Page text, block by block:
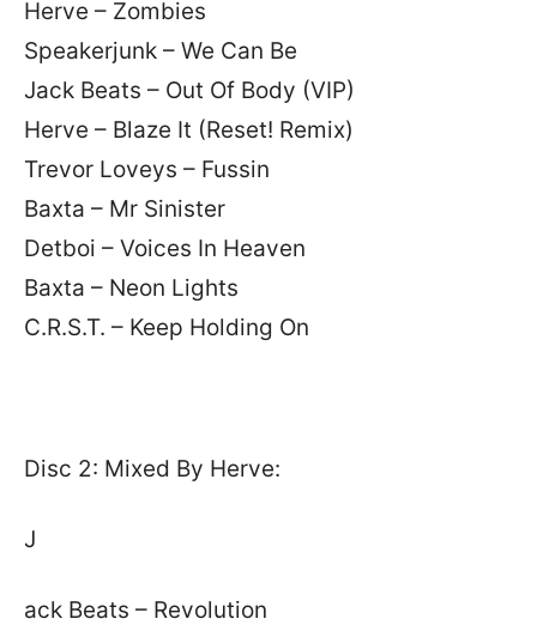
Herve – Zombies
Speakerjunk – We Can Be
Jack Beats – Out Of Body (VIP)
Herve – Blaze It (Reset! Remix)
Trevor Loveys – Fussin
Baxta – Mr Sinister
Detboi – Voices In Heaven
Baxta – Neon Lights
C.R.S.T. – Keep Holding On
Disc 2: Mixed By Herve:
J
ack Beats – Revolution